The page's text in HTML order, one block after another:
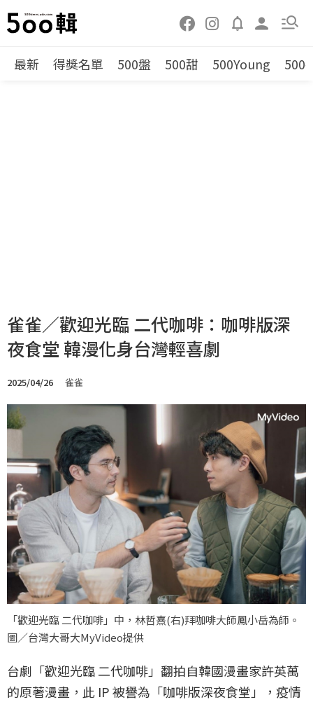
最新 得獎名單 500盤 500甜 500Young 500
雀雀／歡迎光臨 二代咖啡：咖啡版深
夜食堂 韓漫化身台灣輕喜劇
2025/04/26 雀雀
「歡迎光臨 二代咖啡」中，林哲熹(右)拜咖啡大師鳳小岳為師。
圖／台灣大哥大MyVideo提供
台劇「歡迎光臨 二代咖啡」翻拍自韓國漫畫家許英萬
的原著漫畫，此 IP 被譽為「咖啡版深夜食堂」，疫情